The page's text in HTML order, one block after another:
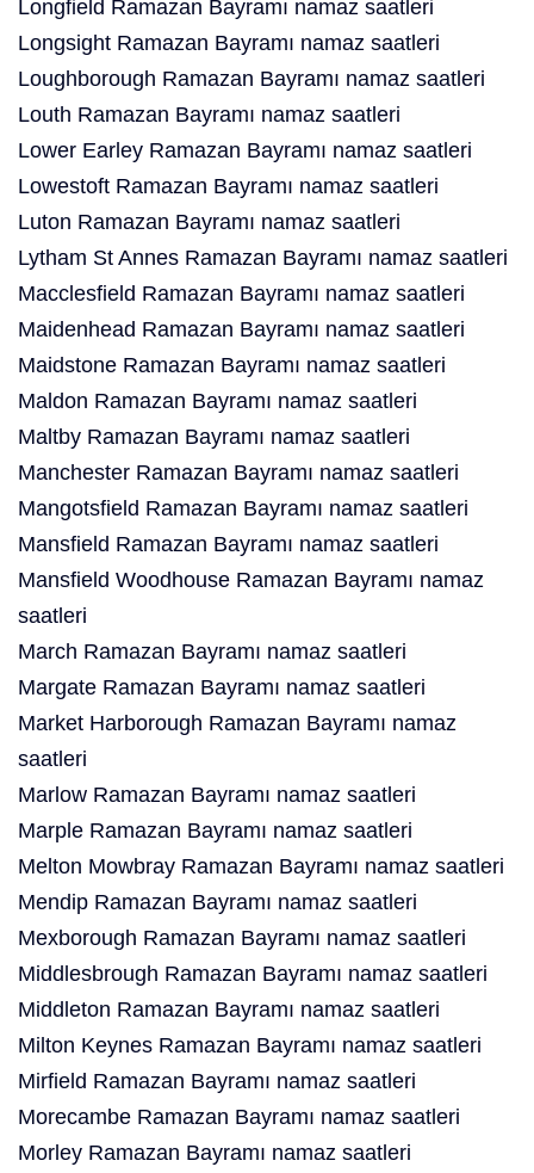
Longfield Ramazan Bayramı namaz saatleri
Longsight Ramazan Bayramı namaz saatleri
Loughborough Ramazan Bayramı namaz saatleri
Louth Ramazan Bayramı namaz saatleri
Lower Earley Ramazan Bayramı namaz saatleri
Lowestoft Ramazan Bayramı namaz saatleri
Luton Ramazan Bayramı namaz saatleri
Lytham St Annes Ramazan Bayramı namaz saatleri
Macclesfield Ramazan Bayramı namaz saatleri
Maidenhead Ramazan Bayramı namaz saatleri
Maidstone Ramazan Bayramı namaz saatleri
Maldon Ramazan Bayramı namaz saatleri
Maltby Ramazan Bayramı namaz saatleri
Manchester Ramazan Bayramı namaz saatleri
Mangotsfield Ramazan Bayramı namaz saatleri
Mansfield Ramazan Bayramı namaz saatleri
Mansfield Woodhouse Ramazan Bayramı namaz
saatleri
March Ramazan Bayramı namaz saatleri
Margate Ramazan Bayramı namaz saatleri
Market Harborough Ramazan Bayramı namaz
saatleri
Marlow Ramazan Bayramı namaz saatleri
Marple Ramazan Bayramı namaz saatleri
Melton Mowbray Ramazan Bayramı namaz saatleri
Mendip Ramazan Bayramı namaz saatleri
Mexborough Ramazan Bayramı namaz saatleri
Middlesbrough Ramazan Bayramı namaz saatleri
Middleton Ramazan Bayramı namaz saatleri
Milton Keynes Ramazan Bayramı namaz saatleri
Mirfield Ramazan Bayramı namaz saatleri
Morecambe Ramazan Bayramı namaz saatleri
Morley Ramazan Bayramı namaz saatleri